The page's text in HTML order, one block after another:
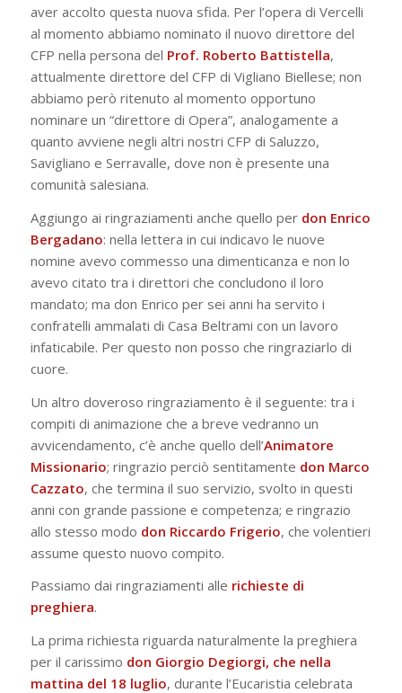
aver accolto questa nuova sfida. Per l’opera di Vercelli
al momento abbiamo nominato il nuovo direttore del
CFP nella persona del Prof. Roberto Battistella,
attualmente direttore del CFP di Vigliano Biellese; non
abbiamo però ritenuto al momento opportuno
nominare un “direttore di Opera”, analogamente a
quanto avviene negli altri nostri CFP di Saluzzo,
Savigliano e Serravalle, dove non è presente una
comunità salesiana.
Aggiungo ai ringraziamenti anche quello per don Enrico
Bergadano: nella lettera in cui indicavo le nuove
nomine avevo commesso una dimenticanza e non lo
avevo citato tra i direttori che concludono il loro
mandato; ma don Enrico per sei anni ha servito i
confratelli ammalati di Casa Beltrami con un lavoro
infaticabile. Per questo non posso che ringraziarlo di
cuore.
Un altro doveroso ringraziamento è il seguente: tra i
compiti di animazione che a breve vedranno un
avvicendamento, c’è anche quello dell’Animatore
Missionario; ringrazio perciò sentitamente don Marco
Cazzato, che termina il suo servizio, svolto in questi
anni con grande passione e competenza; e ringrazio
allo stesso modo don Riccardo Frigerio, che volentieri
assume questo nuovo compito.
Passiamo dai ringraziamenti alle richieste di
preghiera.
La prima richiesta riguarda naturalmente la preghiera
per il carissimo don Giorgio Degiorgi, che nella
mattina del 18 luglio, durante l’Eucaristia celebrata